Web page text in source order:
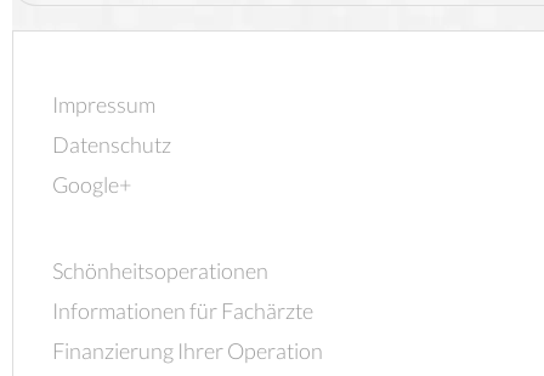
Impressum
Datenschutz
Google+
Schönheitsoperationen
Informationen für Fachärzte
Finanzierung Ihrer Operation